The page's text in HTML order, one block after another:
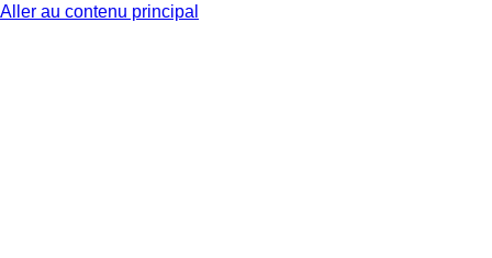
Aller au contenu principal